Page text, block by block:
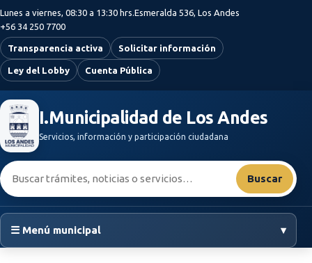
Saltar al contenido principal
Lunes a viernes, 08:30 a 13:30 hrs.Esmeralda 536, Los Andes
+56 34 250 7700
Transparencia activa Solicitar información
Ley del Lobby Cuenta Pública
I.Municipalidad de Los Andes
Servicios, información y participación ciudadana
Buscar:
Buscar
☰ Menú municipal ▾